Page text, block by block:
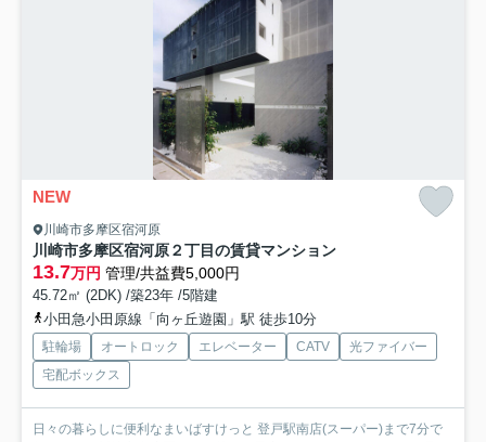
NEW
川崎市多摩区宿河原
川崎市多摩区宿河原２丁目の賃貸マンション
13.7万円 管理/共益費5,000円
45.72㎡ (2DK) /築23年 /5階建
小田急小田原線「向ヶ丘遊園」駅 徒歩10分
駐輪場 オートロック エレベーター CATV
光ファイバー
宅配ボックス
日々の暮らしに便利なまいばすけっと 登戸駅南店(スーパー)まで7分で